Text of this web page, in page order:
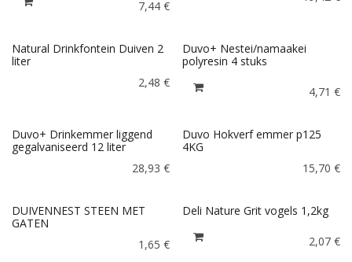
7,44€
Natural Drinkfontein Duiven 2
liter
2,48 €
Duvo+ Nestei/namaakei
polyresin 4 stuks
4,71 €
Duvo+ Drinkemmer liggend
gegalvaniseerd 12 liter
28,93 €
Duvo Hokverf emmer p125
4KG
15,70 €
DUIVENNEST STEEN MET
GATEN
1,65 €
Deli Nature Grit vogels 1,2kg
2,07€